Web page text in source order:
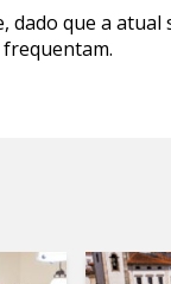
que a atual